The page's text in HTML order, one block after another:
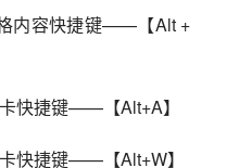
快捷键——【Alt+A】
快捷键——【Alt+W】